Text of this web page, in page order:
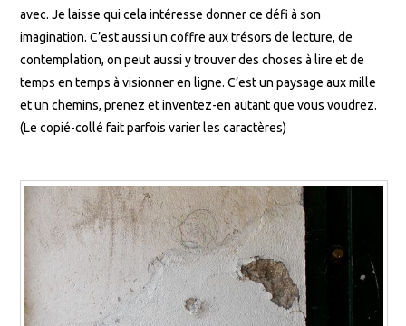
avec. Je laisse qui cela intéresse donner ce défi à son
imagination. C’est aussi un coffre aux trésors de lecture, de
contemplation, on peut aussi y trouver des choses à lire et de
temps en temps à visionner en ligne. C’est un paysage aux mille
et un chemins, prenez et inventez-en autant que vous voudrez.
(Le copié-collé fait parfois varier les caractères)